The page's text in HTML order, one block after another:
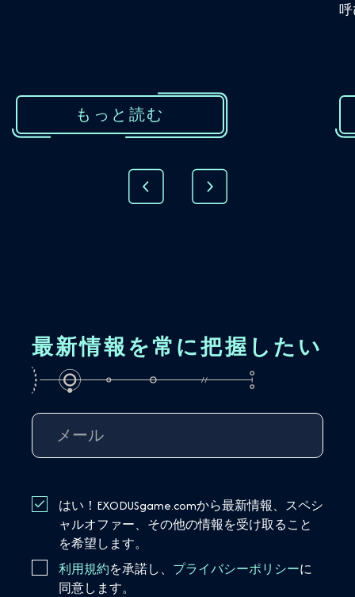
もっと読む
最新情報を常に把握したい
はい！EXODUSgame.comから最新情報、スペシ
ャルオファー、その他の情報を受け取ること
を希望します。
利用規約を承諾し、 プライバシーポリシーに
同意します。